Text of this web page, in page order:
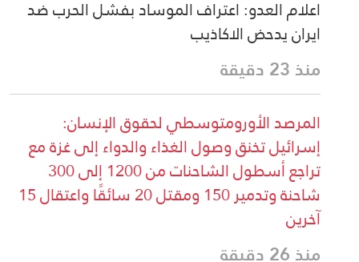
اعتراف الموساد بفشل الحرب ضد
لحقوق الإنسان:
وصول الغذاء والدواء إلى غزة مع
تراجع أسطول الشاحنات من 1200 إلى 300
شاحنة وتدمير 150 ومقتل 20 سائقًا واعتقال 15